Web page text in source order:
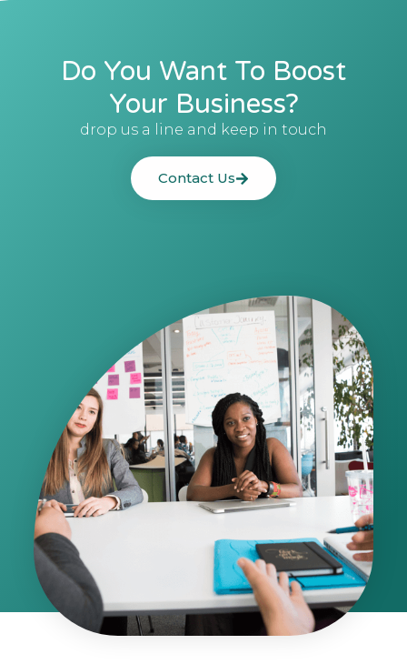
Do You Want To Boost
Your Business?
drop us a line and keep in touch
Contact Us